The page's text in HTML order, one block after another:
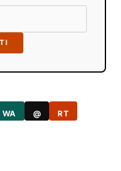
WA @ RT